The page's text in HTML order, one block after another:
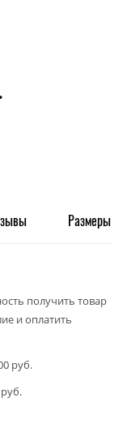
Размеры
получить товар
и оплатить
руб.